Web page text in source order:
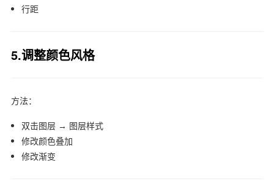
行距
5.调整颜色风格
方法：
双击图层 → 图层样式
修改颜色叠加
修改渐变